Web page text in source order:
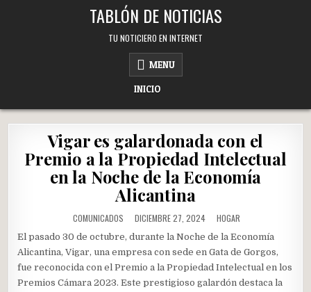
TABLÓN DE NOTICIAS
TU NOTICIERO EN INTERNET
MENU
INICIO
Vigar es galardonada con el
Premio a la Propiedad Intelectual
en la Noche de la Economía
Alicantina
COMUNICADOS DICIEMBRE 27, 2024 POSTED
IN
HOGAR
El pasado 30 de octubre, durante la Noche de la Economía
Alicantina, Vigar, una empresa con sede en Gata de Gorgos,
fue reconocida con el Premio a la Propiedad Intelectual en los
Premios Cámara 2023. Este prestigioso galardón destaca la